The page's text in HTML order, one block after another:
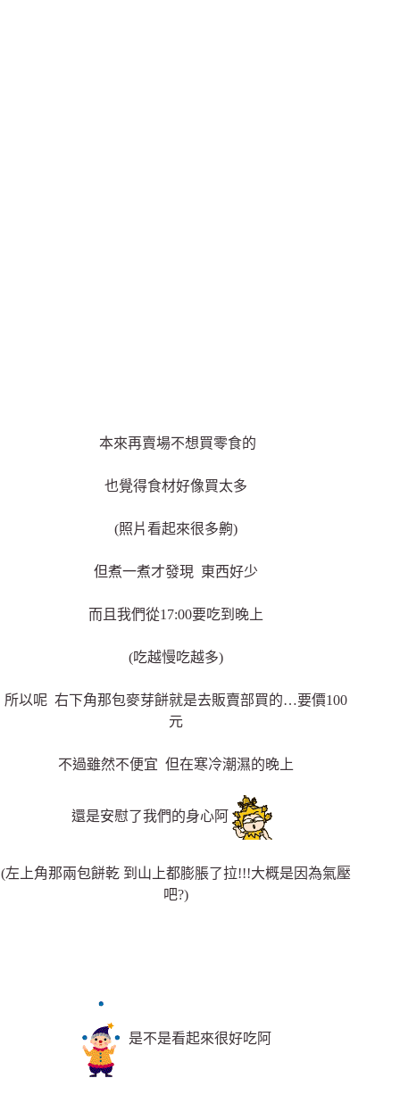
本來再賣場不想買零食的
也覺得食材好像買太多
(照片看起來很多齁)
但煮一煮才發現 東西好少
而且我們從17:00要吃到晚上
(吃越慢吃越多)
所以呢 右下角那包麥芽餅就是去販賣部買的…要價100
元
不過雖然不便宜 但在寒冷潮濕的晚上
還是安慰了我們的身心阿
(左上角那兩包餅乾 到山上都膨脹了拉!!!大概是因為氣壓
吧?)
是不是看起來很好吃阿